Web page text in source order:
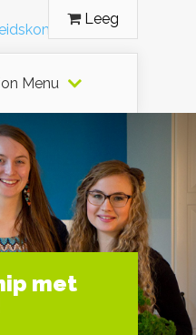
Leeg
Menu
met